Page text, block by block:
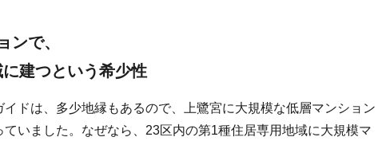
ンで、
建つという希少性
ドは、多少地縁もあるので、上鷺宮に大規模な低層マンション
いました。なぜなら、23区内の第1種住居専用地域に大規模マ